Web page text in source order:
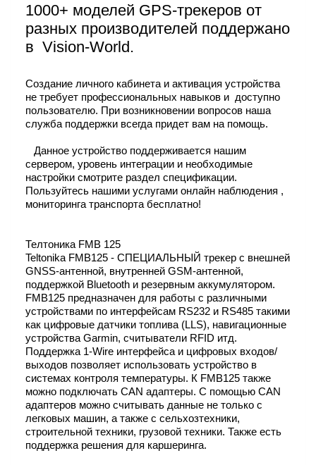
1000+ моделей GPS-трекеров от
разных производителей поддержано
в Vision-World.
Создание личного кабинета и активация устройства
не требует профессиональных навыков и доступно
пользователю. При возникновении вопросов наша
служба поддержки всегда придет вам на помощь.
Данное устройство поддерживается нашим
сервером, уровень интеграции и необходимые
настройки смотрите раздел спецификации.
Пользуйтесь нашими услугами онлайн наблюдения ,
мониторинга транспорта бесплатно!
Телтоника FMB 125
Teltonika FMB125 - СПЕЦИАЛЬНЫЙ трекер с внешней
GNSS-антенной, внутренней GSM-антенной,
поддержкой Bluetooth и резервным аккумулятором.
FMB125 предназначен для работы с различными
устройствами по интерфейсам RS232 и RS485 такими
как цифровые датчики топлива (LLS), навигационные
устройства Garmin, считыватели RFID итд.
Поддержка 1-Wire интерфейса и цифровых входов/
выходов позволяет использовать устройство в
системах контроля температуры. К FMB125 также
можно подключать CAN адаптеры. С помощью CAN
адаптеров можно считывать данные не только с
легковых машин, а также с сельхозтехники,
строительной техники, грузовой техники. Также есть
поддержка решения для каршеринга.